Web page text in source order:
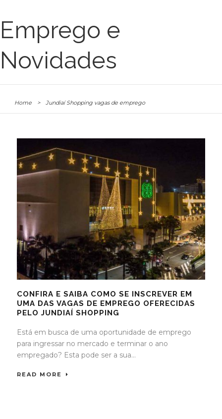
Emprego e
Novidades
Home > Jundiaí Shopping vagas de emprego
CONFIRA E SAIBA COMO SE INSCREVER EM
UMA DAS VAGAS DE EMPREGO OFERECIDAS
PELO JUNDIAÍ SHOPPING
Está em busca de uma oportunidade de emprego
para ingressar no mercado e terminar o ano
empregado? Esta pode ser a sua...
READ MORE